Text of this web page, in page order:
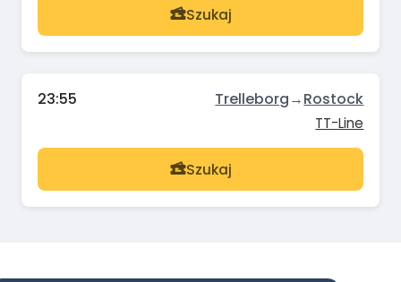
Szukaj
23:55 Trelleborg→Rostock
TT-Line
Szukaj